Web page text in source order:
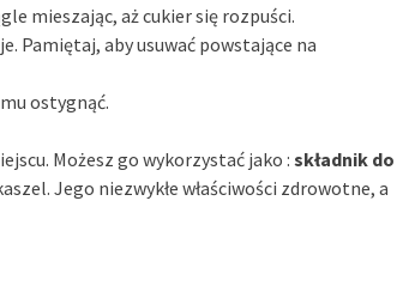
mieszając, aż cukier się rozpuści.
Pamiętaj, aby usuwać powstające na
ostygnąć.
Możesz go wykorzystać jako : składnik do
Jego niezwykłe właściwości zdrowotne, a